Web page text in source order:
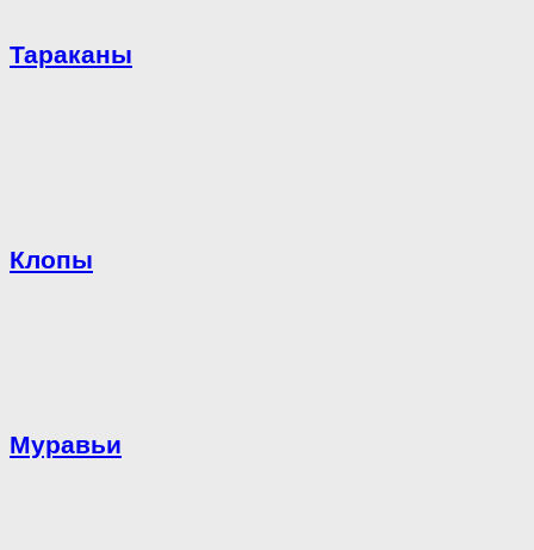
Тараканы
Клопы
Муравьи